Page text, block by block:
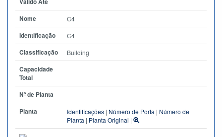
Nome
C4
Identificação C4
Classificação Building
Capacidade
Total
Nº de Planta
Planta
Identificações | Número de Porta | Número de
Planta | Planta Original |